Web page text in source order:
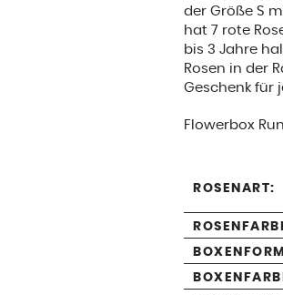
der Größe S
hat 7 rote
bis 3 Jahre
Rosen in der
Geschenk für
Flowerbox
ROSENART: